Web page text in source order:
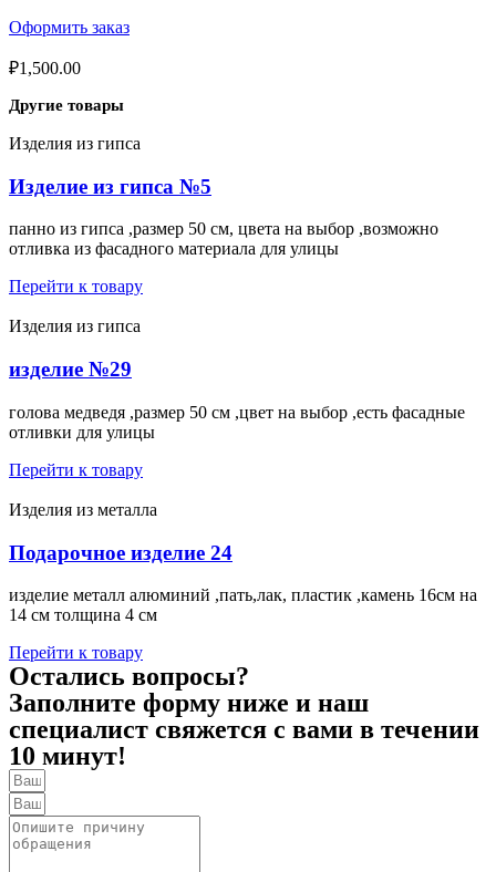
Оформить заказ
₽1,500.00
Другие товары
Изделия из гипса
Изделие из гипса №5
панно из гипса ,размер 50 см, цвета на выбор ,возможно
отливка из фасадного материала для улицы
Перейти к товару
Изделия из гипса
изделие №29
голова медведя ,размер 50 см ,цвет на выбор ,есть фасадные
отливки для улицы
Перейти к товару
Изделия из металла
Подарочное изделие 24
изделие металл алюминий ,пать,лак, пластик ,камень 16см на
14 см толщина 4 см
Перейти к товару
Остались вопросы?
Заполните форму ниже и наш
специалист свяжется с вами в течении
10 минут!